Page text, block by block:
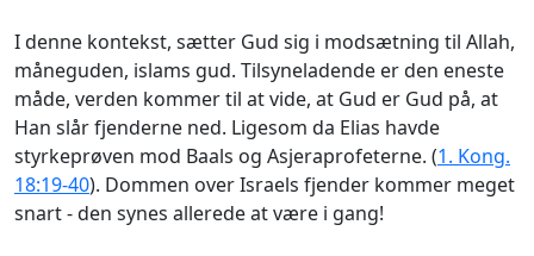
I denne kontekst, sætter Gud sig i modsætning til Allah,
måneguden, islams gud. Tilsyneladende er den eneste
måde, verden kommer til at vide, at Gud er Gud på, at
Han slår fjenderne ned. Ligesom da Elias havde
styrkeprøven mod Baals og Asjeraprofeterne. (1. Kong.
18:19-40). Dommen over Israels fjender kommer meget
snart - den synes allerede at være i gang!